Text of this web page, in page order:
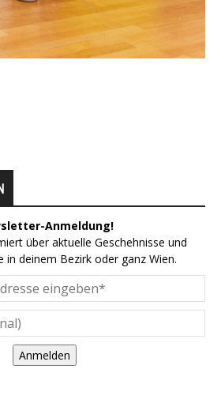
Anmeldung!
über aktuelle Geschehnisse und
in deinem Bezirk oder ganz Wien.
Anmelden